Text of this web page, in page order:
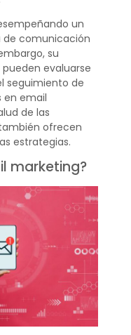
un
de comunicación
su
evaluarse
seguimiento de
en email
de las
ofrecen
estrategias.
marketing?